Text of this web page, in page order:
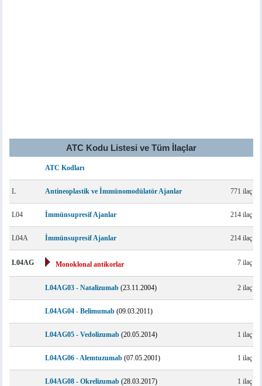
ATC Kodu Listesi ve Tüm İlaçlar
ATC Kodları
L Antineoplastik ve İmmünomodülatör Ajanlar 771 ilaç
L04 İmmünsupresif Ajanlar 214 ilaç
L04A İmmünsupresif Ajanlar 214 ilaç
L04AG Monoklonal antikorlar 7 ilaç
L04AG03 - Natalizumab (23.11.2004) 2 ilaç
L04AG04 - Belimumab (09.03.2011)
L04AG05 - Vedolizumab (20.05.2014) 1 ilaç
L04AG06 - Alemtuzumab (07.05.2001) 1 ilaç
L04AG08 - Okrelizumab (28.03.2017) 1 ilaç